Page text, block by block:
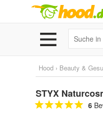
Hood › Beauty &
STYX
6